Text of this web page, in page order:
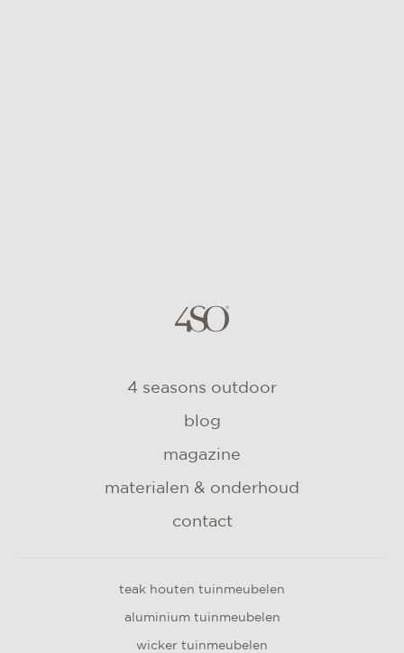
4 seasons outdoor
blog
magazine
materialen & onderhoud
contact
teak houten tuinmeubelen
aluminium tuinmeubelen
wicker tuinmeubelen